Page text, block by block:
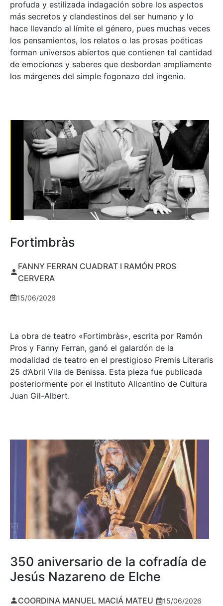
profuda y estilizada indagación sobre los aspectos
más secretos y clandestinos del ser humano y lo
hace llevando al límite el género, pues muchas veces
los pensamientos, los relatos o las prosas poéticas
forman universos abiertos que contienen tal cantidad
de emociones y saberes que desbordan ampliamente
los márgenes del simple fogonazo del ingenio.
Fortimbràs
FANNY FERRAN CUADRAT I RAMÓN PROS
CERVERA
15/06/2026
La obra de teatro «Fortimbràs», escrita por Ramón
Pros y Fanny Ferran, ganó el galardón de la
modalidad de teatro en el prestigioso Premis Literaris
25 d’Abril Vila de Benissa. Esta pieza fue publicada
posteriormente por el Instituto Alicantino de Cultura
Juan Gil-Albert.
350 aniversario de la cofradía de
Jesús Nazareno de Elche
COORDINA MANUEL MACIÁ MATEU 15/06/2026